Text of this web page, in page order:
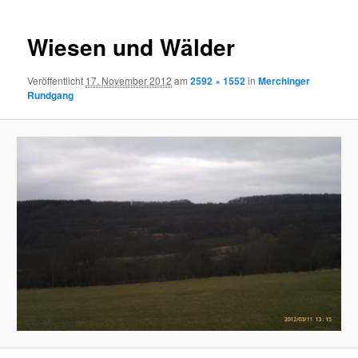
Wiesen und Wälder
Veröffentlicht 17. November 2012 am2592 × 1552inMerchinger
Rundgang